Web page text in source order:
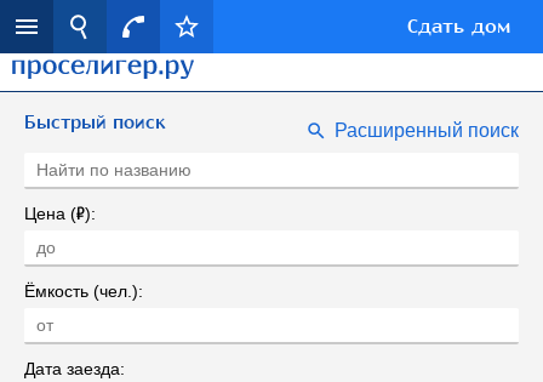
Сдать дом
Расширенный поиск
Быстрый поиск
Цена (Р):
Ёмкость (чел.):
Дата заезда: